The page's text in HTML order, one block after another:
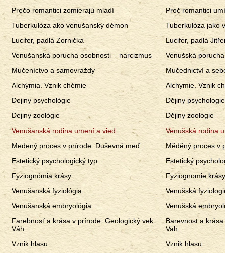
Prečo romantici zomierajú mladí
Tuberkulóza ako venušanský démon
Lucifer, padlá Zornička
Venušanská porucha osobnosti – narcizmus
Mučeníctvo a samovraždy
Alchýmia. Vznik chémie
Dejiny psychológie
Dejiny zoológie
Venušanská rodina umení a vied
Medený proces v prírode. Duševná meď
Estetický psychologický typ
Fyziognómia krásy
Venušanská fyziológia
Venušanská embryológia
Farebnosť a krása v prírode. Geologický vek
Váh
Vznik hlasu
Proč romantici
Tuberkulóza jako
Lucifer, padlá
Venušská
Mučednictví a
Alchymie. Vznik
Dějiny psychologie
Dějiny zoologie
Venušská rodina
Měděný proces v
Estetický
Fyziognomie krásy
Venušská
Venušská
Barevnost a
Vah
Vznik hlasu